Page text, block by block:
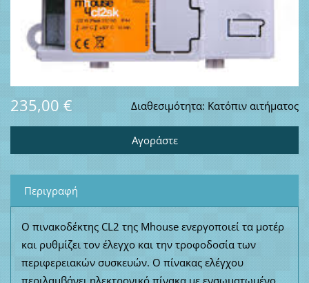
Διαθεσιμότητα: Κατόπιν αιτήματος
235,00 €
Περιγραφή
Ο πινακοδέκτης CL2 της Mhouse ενεργοποιεί τα μοτέρ
και ρυθμίζει τον έλεγχο και την τροφοδοσία των
περιφερειακών συσκευών. Ο πίνακας ελέγχου